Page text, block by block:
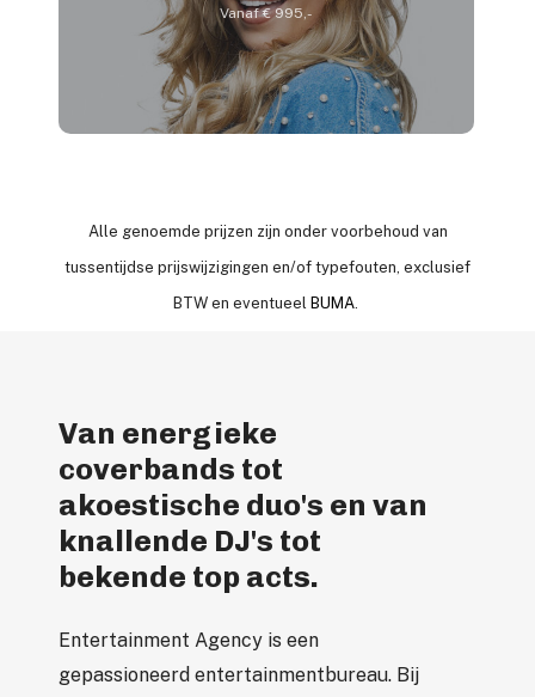
Vanaf € 995,-
Alle genoemde prijzen zijn onder voorbehoud van
tussentijdse prijswijzigingen en/of typefouten, exclusief
BTW en eventueel BUMA.
Van energieke
coverbands tot
akoestische duo's en van
knallende DJ's tot
bekende top acts.
Entertainment Agency is een
gepassioneerd entertainmentbureau. Bij